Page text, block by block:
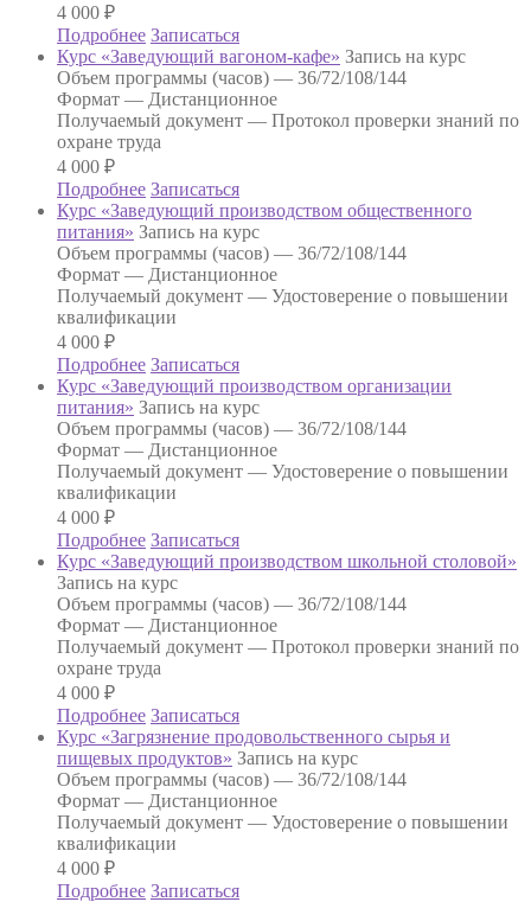
4 000 ₽
Подробнее Записаться
Курс «Заведующий вагоном-кафе» Запись на курс
Объем программы (часов) — 36/72/108/144
Формат — Дистанционное
Получаемый документ — Протокол проверки знаний по
охране труда
4 000 ₽
Подробнее Записаться
Курс «Заведующий производством общественного
питания» Запись на курс
Объем программы (часов) — 36/72/108/144
Формат — Дистанционное
Получаемый документ — Удостоверение о повышении
квалификации
4 000 ₽
Подробнее Записаться
Курс «Заведующий производством организации
питания» Запись на курс
Объем программы (часов) — 36/72/108/144
Формат — Дистанционное
Получаемый документ — Удостоверение о повышении
квалификации
4 000 ₽
Подробнее Записаться
Курс «Заведующий производством школьной столовой»
Запись на курс
Объем программы (часов) — 36/72/108/144
Формат — Дистанционное
Получаемый документ — Протокол проверки знаний по
охране труда
4 000 ₽
Подробнее Записаться
Курс «Загрязнение продовольственного сырья и
пищевых продуктов» Запись на курс
Объем программы (часов) — 36/72/108/144
Формат — Дистанционное
Получаемый документ — Удостоверение о повышении
квалификации
4 000 ₽
Подробнее Записаться